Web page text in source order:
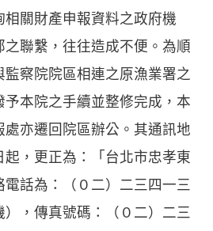
相關財產申報資料之政府機
之聯繫，往往造成不便。為順
察院院區相連之原漁業署之
本院之手續並整修完成，本
處亦遷回院區辦公。其通訊地
，更正為：「台北市忠孝東
話為：（０二）二三四一三
，傳真號碼：（０二）二三